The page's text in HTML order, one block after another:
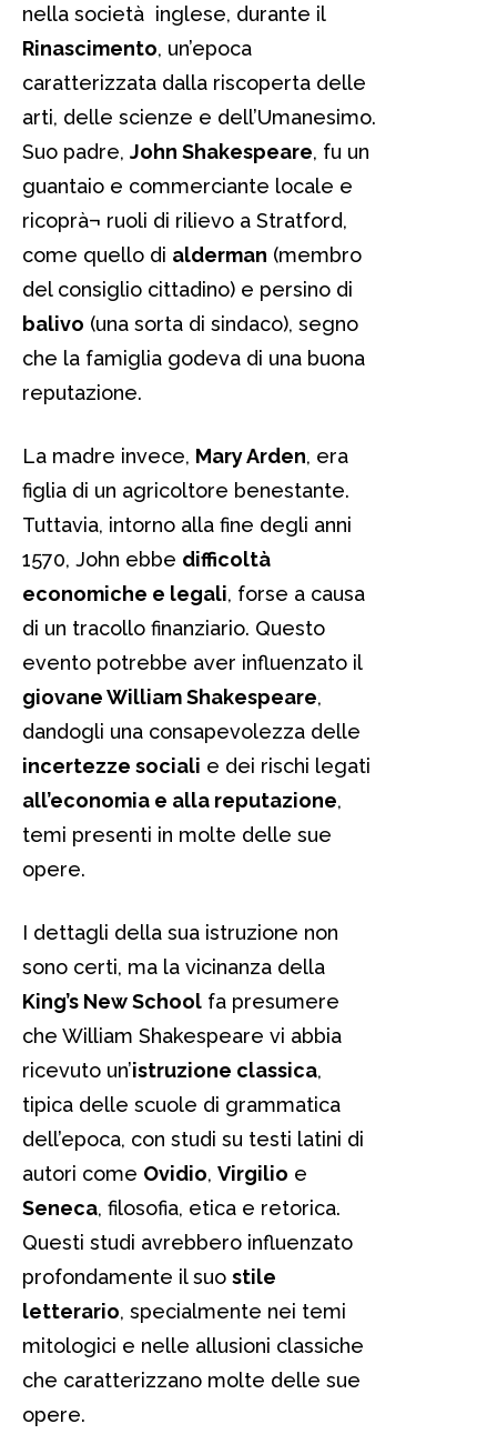
nella società inglese, durante il
Rinascimento, un’epoca
caratterizzata dalla riscoperta delle
arti, delle scienze e dell’Umanesimo.
Suo padre, John Shakespeare, fu un
guantaio e commerciante locale e
ricoprà¬ ruoli di rilievo a Stratford,
come quello di alderman (membro
del consiglio cittadino) e persino di
balivo (una sorta di sindaco), segno
che la famiglia godeva di una buona
reputazione.
La madre invece, Mary Arden, era
figlia di un agricoltore benestante.
Tuttavia, intorno alla fine degli anni
1570, John ebbe difficoltà
economiche e legali, forse a causa
di un tracollo finanziario. Questo
evento potrebbe aver influenzato il
giovane William Shakespeare,
dandogli una consapevolezza delle
incertezze sociali e dei rischi legati
all’economia e alla reputazione,
temi presenti in molte delle sue
opere.
I dettagli della sua istruzione non
sono certi, ma la vicinanza della
King’s New School fa presumere
che William Shakespeare vi abbia
ricevuto un’istruzione classica,
tipica delle scuole di grammatica
dell’epoca, con studi su testi latini di
autori come Ovidio, Virgilio e
Seneca, filosofia, etica e retorica.
Questi studi avrebbero influenzato
profondamente il suo stile
letterario, specialmente nei temi
mitologici e nelle allusioni classiche
che caratterizzano molte delle sue
opere.